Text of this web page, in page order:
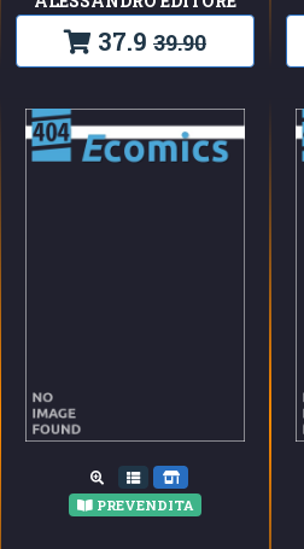
37.9 39.90
PREVENDITA